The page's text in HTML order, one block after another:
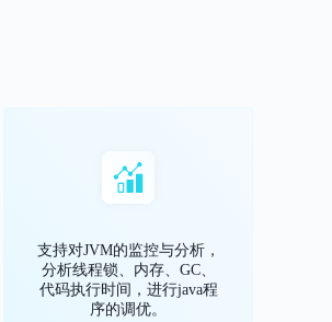
支持对JVM的监控与分析，
分析线程锁、内存、GC、
代码执行时间，进行java程
序的调优。